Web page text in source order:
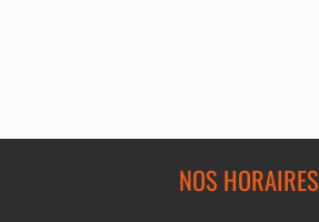
NOS HORAIRES